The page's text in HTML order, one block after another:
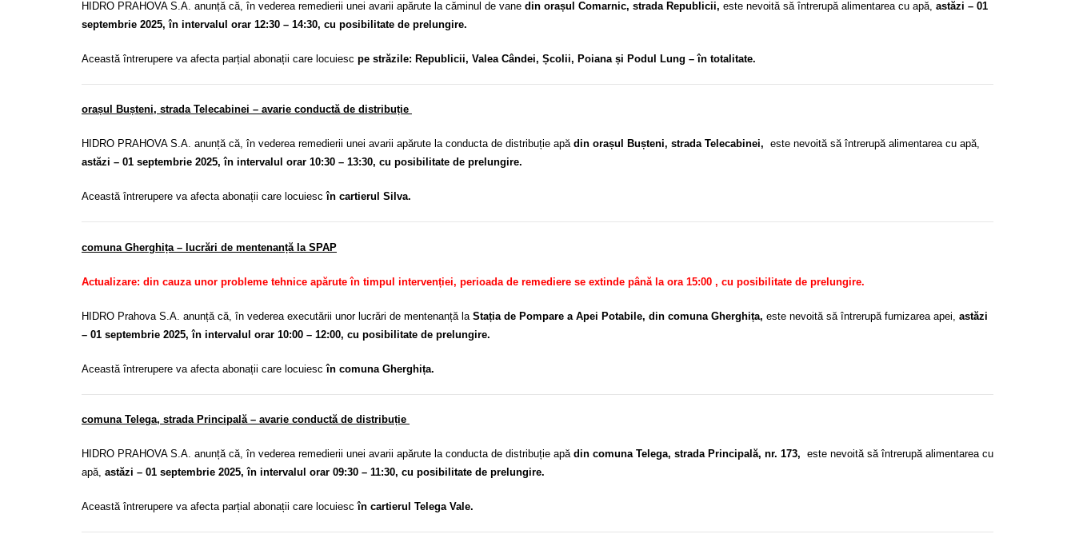
HIDRO PRAHOVA S.A. anunță că, în vederea remedierii unei avarii apărute la căminul de vane din orașul Comarnic, strada Republicii, este nevoită să întrerupă alimentarea cu apă, astăzi – 01
septembrie 2025, în intervalul orar 12:30 – 14:30, cu posibilitate de prelungire.
Această întrerupere va afecta parțial abonații care locuiesc pe străzile: Republicii, Valea Cândei, Școlii, Poiana și Podul Lung – în totalitate.
orașul Bușteni, strada Telecabinei – avarie conductă de distribuție
HIDRO PRAHOVA S.A. anunță că, în vederea remedierii unei avarii apărute la conducta de distribuție apă din orașul Bușteni, strada Telecabinei, este nevoită să întrerupă alimentarea cu apă,
astăzi – 01 septembrie 2025, în intervalul orar 10:30 – 13:30, cu posibilitate de prelungire.
Această întrerupere va afecta abonații care locuiesc în cartierul Silva.
comuna Gherghița – lucrări de mentenanță la SPAP
Actualizare: din cauza unor probleme tehnice apărute în timpul intervenției, perioada de remediere se extinde până la ora 15:00 , cu posibilitate de prelungire.
HIDRO Prahova S.A. anunță că, în vederea executării unor lucrări de mentenanță la Stația de Pompare a Apei Potabile, din comuna Gherghița, este nevoită să întrerupă furnizarea apei, astăzi
– 01 septembrie 2025, în intervalul orar 10:00 – 12:00, cu posibilitate de prelungire.
Această întrerupere va afecta abonații care locuiescîn comuna Gherghița.
comuna Telega, strada Principală – avarie conductă de distribuție
HIDRO PRAHOVA S.A. anunță că, în vederea remedierii unei avarii apărute la conducta de distribuție apă din comuna Telega, strada Principală, nr. 173, este nevoită să întrerupă alimentarea cu
apă, astăzi – 01 septembrie 2025, în intervalul orar 09:30 – 11:30, cu posibilitate de prelungire.
Această întrerupere va afecta parțial abonații care locuiesc în cartierul Telega Vale.